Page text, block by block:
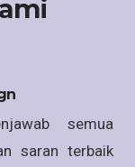
semua
saran terbaik